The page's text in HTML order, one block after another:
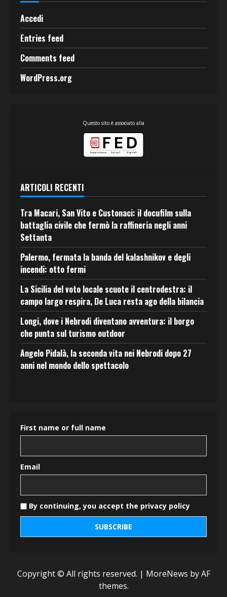
Accedi
Entries feed
Comments feed
WordPress.org
Questo sito è associato alla
ARTICOLI RECENTI
Tra Macari, San Vito e Custonaci: il docufilm sulla
battaglia civile che fermò la raffineria negli anni
Settanta
Palermo, fermata la banda del kalashnikov e degli
incendi: otto fermi
La Sicilia del voto locale scuote il centrodestra: il
campo largo respira, De Luca resta ago della bilancia
Longi, dove i Nebrodi diventano avventura: il borgo
che punta sul turismo outdoor
Angelo Pidalà, la seconda vita nei Nebrodi dopo 27
anni nel mondo dello spettacolo
First name or full name
Email
By continuing, you accept the privacy policy
Copyright © All rights reserved. | MoreNews by AF
themes.